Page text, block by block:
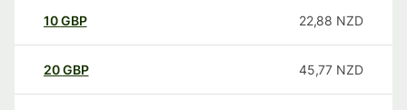
10GBP 22,88 NZD
20GBP 45,77 NZD